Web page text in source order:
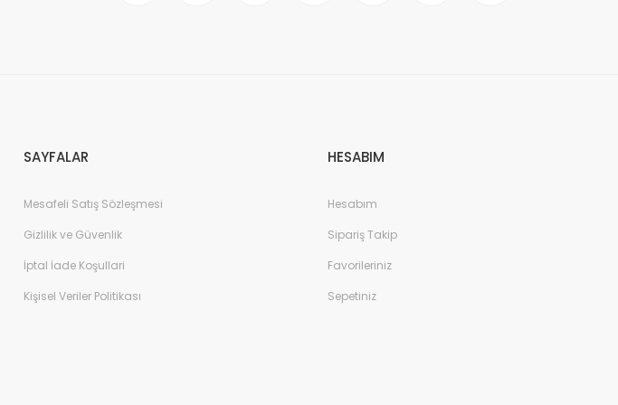
SAYFALAR
Mesafeli Satış Sözleşmesi
Gizlilik ve Güvenlik
İptal İade Koşullari
Kişisel Veriler Politikası
HESABIM
Hesabım
Sipariş Takip
Favorileriniz
Sepetiniz